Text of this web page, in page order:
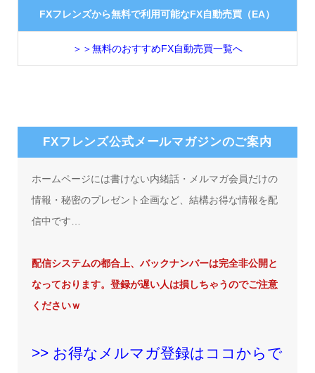
FXフレンズから無料で利用可能なFX自動売買（EA）
＞＞無料のおすすめFX自動売買一覧へ
FXフレンズ公式メールマガジンのご案内
ホームページには書けない内緒話・メルマガ会員だけの
情報・秘密のプレゼント企画など、結構お得な情報を配
信中です…
配信システムの都合上、バックナンバーは完全非公開と
なっております。登録が遅い人は損しちゃうのでご注意
くださいｗ
>> お得なメルマガ登録はココからで